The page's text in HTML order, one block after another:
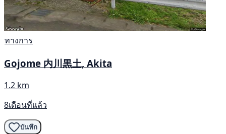
ทางการ
Gojome 内川黒土, Akita
1.2 km
8เดือนที่แล้ว
บันทึก